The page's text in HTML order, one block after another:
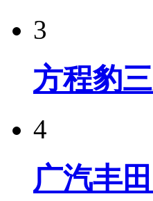
3
方程豹
4
广汽丰